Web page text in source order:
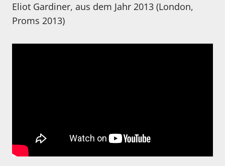
Eliot Gardiner, aus dem Jahr 2013 (London,
Proms 2013)